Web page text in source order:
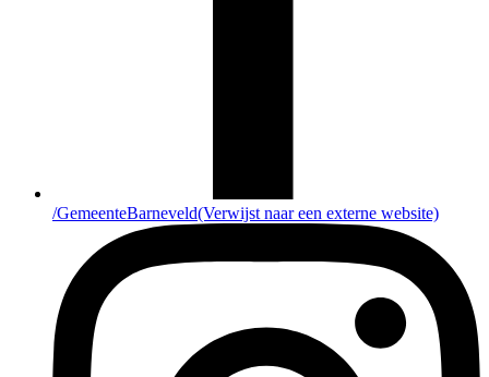
/GemeenteBarneveld(Verwijst naar een externe website)